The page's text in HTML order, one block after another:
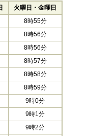
火曜日・金曜日
8時55分
8時56分
8時56分
8時57分
8時58分
8時59分
9時0分
9時1分
9時2分